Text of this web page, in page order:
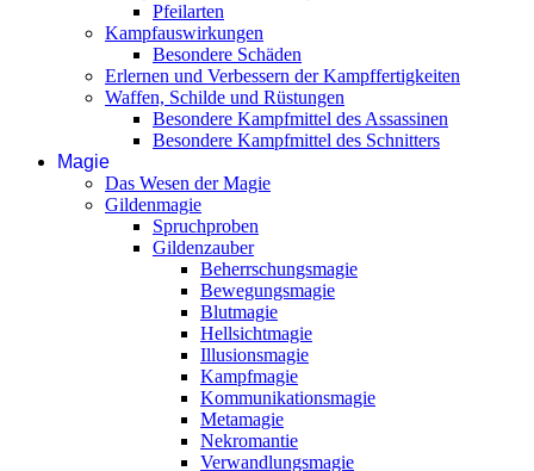
Pfeilarten
Kampfauswirkungen
Besondere Schäden
Erlernen und Verbessern der Kampffertigkeiten
Waffen, Schilde und Rüstungen
Besondere Kampfmittel des Assassinen
Besondere Kampfmittel des Schnitters
Magie
Das Wesen der Magie
Gildenmagie
Spruchproben
Gildenzauber
Beherrschungsmagie
Bewegungsmagie
Blutmagie
Hellsichtmagie
Illusionsmagie
Kampfmagie
Kommunikationsmagie
Metamagie
Nekromantie
Verwandlungsmagie